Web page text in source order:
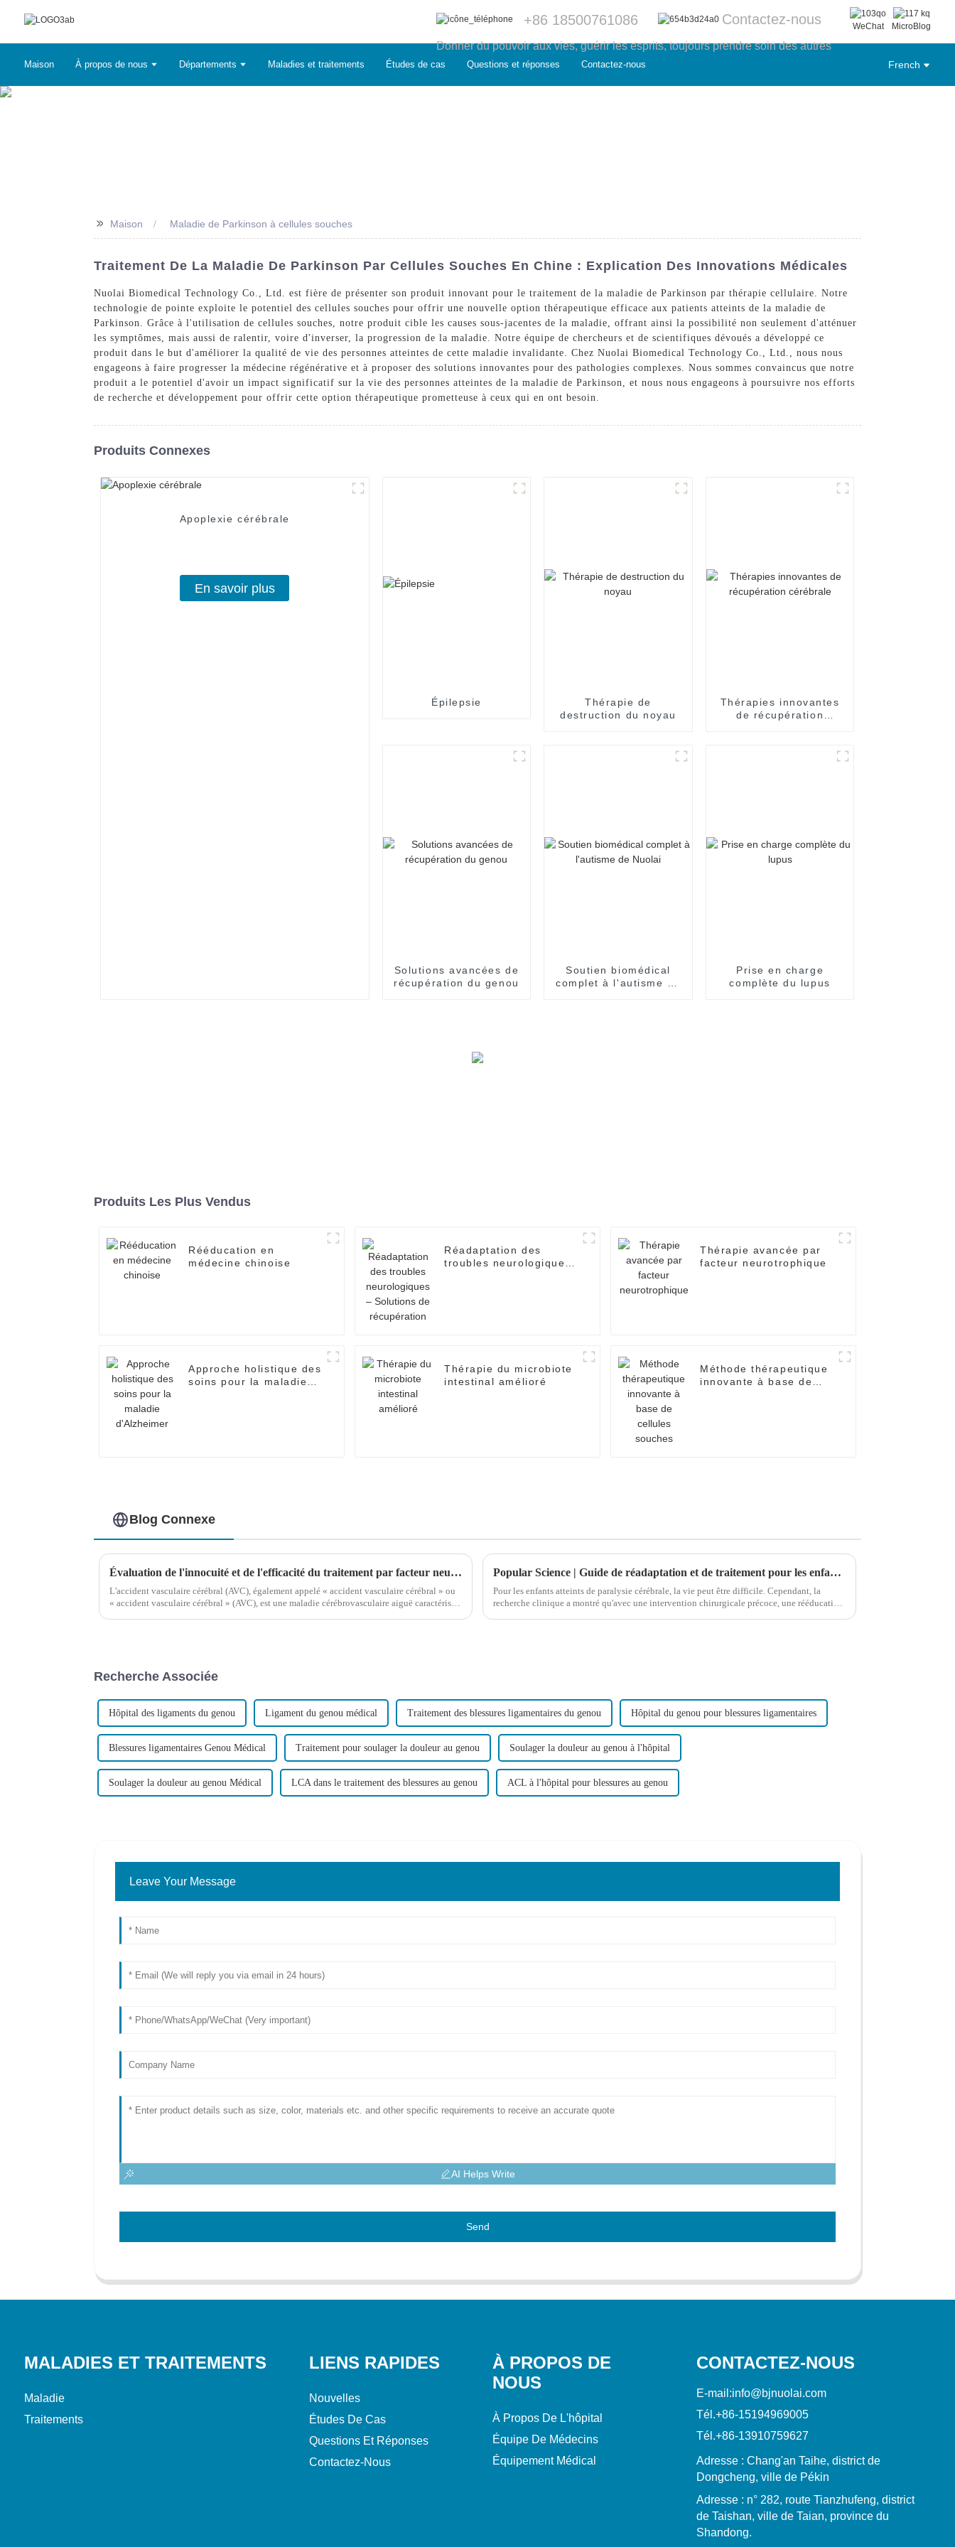
+86 18500761086 Contactez-nous WeChat MicroBlog
Donner du pouvoir aux vies, guérir les esprits, toujours prendre soin des autres
Maison À propos de nous Départements Maladies et traitements Études de cas Questions et réponses Contactez-nous French
>> Maison Maladie de Parkinson à cellules souches
Traitement De La Maladie De Parkinson Par Cellules Souches En Chine : Explication Des Innovations Médicales
Nuolai Biomedical Technology Co., Ltd. est fière de présenter son produit innovant pour le traitement de la maladie de Parkinson par thérapie cellulaire. Notre
technologie de pointe exploite le potentiel des cellules souches pour offrir une nouvelle option thérapeutique efficace aux patients atteints de la maladie de
Parkinson. Grâce à l'utilisation de cellules souches, notre produit cible les causes sous-jacentes de la maladie, offrant ainsi la possibilité non seulement d'atténuer
les symptômes, mais aussi de ralentir, voire d'inverser, la progression de la maladie. Notre équipe de chercheurs et de scientifiques dévoués a développé ce
produit dans le but d'améliorer la qualité de vie des personnes atteintes de cette maladie invalidante. Chez Nuolai Biomedical Technology Co., Ltd., nous nous
engageons à faire progresser la médecine régénérative et à proposer des solutions innovantes pour des pathologies complexes. Nous sommes convaincus que notre
produit a le potentiel d'avoir un impact significatif sur la vie des personnes atteintes de la maladie de Parkinson, et nous nous engageons à poursuivre nos efforts
de recherche et développement pour offrir cette option thérapeutique prometteuse à ceux qui en ont besoin.
Produits Connexes
Apoplexie cérébrale
En savoir plus
Épilepsie
Thérapie de
destruction du noyau
Thérapies innovantes
de récupération
Solutions avancées de
récupération du genou
Soutien biomédical
complet à l'autisme de
Prise en charge
complète du lupus
Produits Les Plus Vendus
Rééducation en
médecine chinoise
Réadaptation des
troubles neurologiques
Thérapie avancée par
facteur neurotrophique
Approche holistique des
soins pour la maladie
Thérapie du microbiote
intestinal amélioré
Méthode thérapeutique
innovante à base de
Blog Connexe
Évaluation de l'innocuité et de l'efficacité du traitement par facteur neurotrophique dans l'accident vasculaire cérébral ischémique
L'accident vasculaire cérébral (AVC), également appelé « accident vasculaire cérébral » ou
« accident vasculaire cérébral » (AVC), est une maladie cérébrovasculaire aiguë caractérisée
Popular Science | Guide de réadaptation et de traitement pour les enfants atteints de paralysie cérébrale
Pour les enfants atteints de paralysie cérébrale, la vie peut être difficile. Cependant, la
recherche clinique a montré qu'avec une intervention chirurgicale précoce, une rééducation
Recherche Associée
Hôpital des ligaments du genou Ligament du genou médical Traitement des blessures ligamentaires du genou Hôpital du genou pour blessures ligamentaires
Blessures ligamentaires Genou Médical Traitement pour soulager la douleur au genou Soulager la douleur au genou à l'hôpital
Soulager la douleur au genou Médical LCA dans le traitement des blessures au genou ACL à l'hôpital pour blessures au genou
Leave Your Message
AI Helps Write
Send
MALADIES ET TRAITEMENTS
Maladie
Traitements
LIENS RAPIDES
Nouvelles
Études De Cas
Questions Et Réponses
Contactez-Nous
À PROPOS DE
NOUS
À Propos De L'hôpital
Équipe De Médecins
Équipement Médical
CONTACTEZ-NOUS
E-mail:info@bjnuolai.com
Tél.+86-15194969005
Tél.+86-13910759627
Adresse : Chang'an Taihe, district de
Dongcheng, ville de Pékin
Adresse : n° 282, route Tianzhufeng, district
de Taishan, ville de Taian, province du
Shandong.